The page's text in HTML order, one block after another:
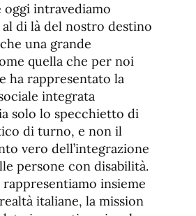
intravediamo
al di là del nostro destino
una grande
quella che per noi
ha rappresentato la
integrata
solo lo specchietto di
di turno, e non il
vero dell’integrazione
persone con disabilità.
insieme
italiane, la mission